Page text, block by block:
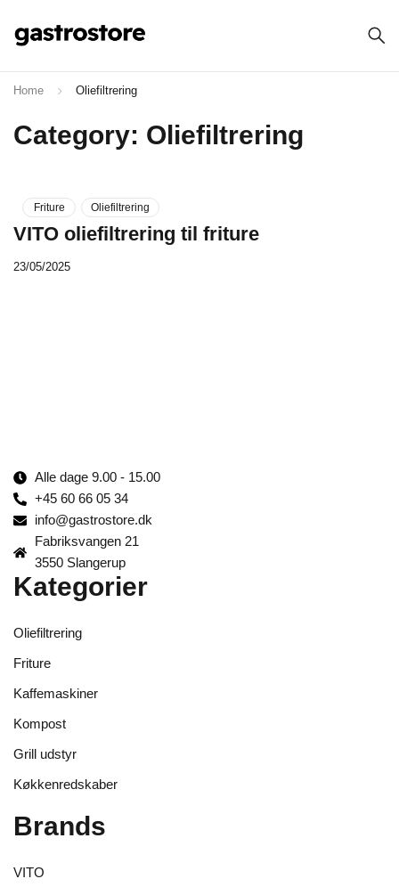
Category: Oliefiltrering
Home Oliefiltrering
Friture Oliefiltrering
VITO oliefiltrering til friture
23/05/2025
Alle dage 9.00 - 15.00
+45 60 66 05 34
info@gastrostore.dk
Fabriksvangen 21
3550 Slangerup
Kategorier
Oliefiltrering
Friture
Kaffemaskiner
Kompost
Grill udstyr
Køkkenredskaber
Brands
VITO